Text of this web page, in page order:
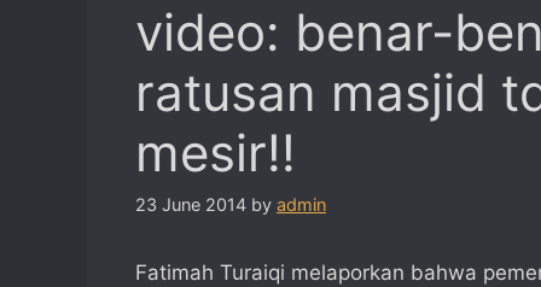
video: benar-
ratusan masjid
mesir!!
23 June 2014 by admin
Fatimah Turaiqi melaporkan bahwa